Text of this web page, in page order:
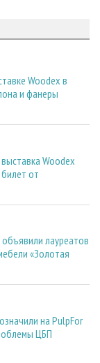
Woodex в
и фанеры
Woodex
от
лауреатов
«Золотая
на PulpFor
ЦБП